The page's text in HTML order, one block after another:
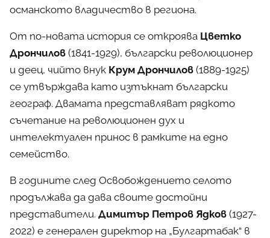
османското владичество в региона.
От по-новата история се откроява Цветко
Дрончилов (1841-1929), български революционер
и деец, чийто внук Крум Дрончилов (1889-1925)
се утвърждава като изтъкнат български
географ. Двамата представляват рядкото
съчетание на революционен дух и
интелектуален принос в рамките на едно
семейство.
В годините след Освобождението селото
продължава да дава своите достойни
представители. Димитър Петров Ядков (1927-
2022) е генерален директор на „Булгартабак“ в